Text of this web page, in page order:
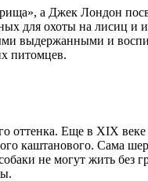
а Джек Лондон
для охоты на лисиц и
выдержанными и
питомцев.
оттенка. Еще в XIX веке
каштанового. Сама
не могут жить без